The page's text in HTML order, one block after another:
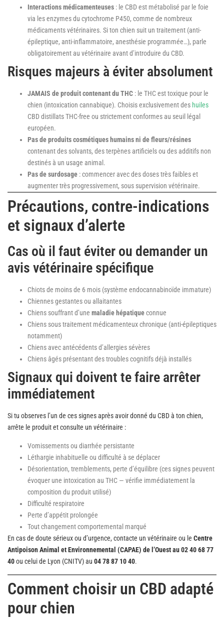
Interactions médicamenteuses : le CBD est métabolisé par le foie
via les enzymes du cytochrome P450, comme de nombreux
médicaments vétérinaires. Si ton chien suit un traitement (anti-
épileptique, anti-inflammatoire, anesthésie programmée…), parle
obligatoirement au vétérinaire avant d’introduire du CBD.
Risques majeurs à éviter absolument
JAMAIS de produit contenant du THC : le THC est toxique pour le
chien (intoxication cannabique). Choisis exclusivement des huiles
CBD distillats THC-free ou strictement conformes au seuil légal
européen.
Pas de produits cosmétiques humains ni de fleurs/résines
contenant des solvants, des terpènes artificiels ou des additifs non
destinés à un usage animal.
Pas de surdosage : commencer avec des doses très faibles et
augmenter très progressivement, sous supervision vétérinaire.
Précautions, contre-indications
et signaux d’alerte
Cas où il faut éviter ou demander un
avis vétérinaire spécifique
Chiots de moins de 6 mois (système endocannabinoïde immature)
Chiennes gestantes ou allaitantes
Chiens souffrant d’une maladie hépatiqueconnue
Chiens sous traitement médicamenteux chronique (anti-épileptiques
notamment)
Chiens avec antécédents d’allergies sévères
Chiens âgés présentant des troubles cognitifs déjà installés
Signaux qui doivent te faire arrêter
immédiatement
Si tu observes l’un de ces signes après avoir donné du CBD à ton chien,
arrête le produit et consulte un vétérinaire :
Vomissements ou diarrhée persistante
Léthargie inhabituelle ou difficulté à se déplacer
Désorientation, tremblements, perte d’équilibre (ces signes peuvent
évoquer une intoxication au THC — vérifie immédiatement la
composition du produit utilisé)
Difficulté respiratoire
Perte d’appétit prolongée
Tout changement comportemental marqué
En cas de doute sérieux ou d’urgence, contacte un vétérinaire ou le Centre
Antipoison Animal et Environnemental (CAPAE) de l’Ouest au 02 40 68 77
40ou celui de Lyon (CNITV) au 04 78 87 10 40.
Comment choisir un CBD adapté
pour chien